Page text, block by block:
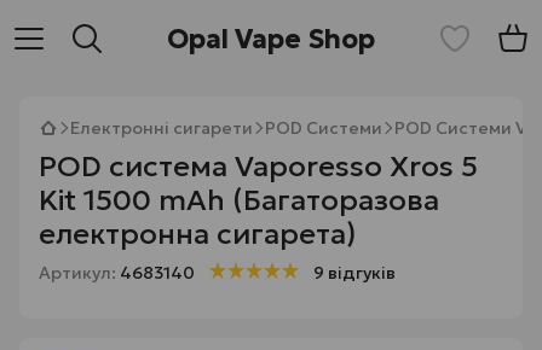
Opal Vape Shop
Електронні сигарети POD Системи POD Системи
POD система Vaporesso Xros 5
Kit 1500 mAh (Багаторазова
електронна сигарета)
Артикул: 4683140 9 відгуків